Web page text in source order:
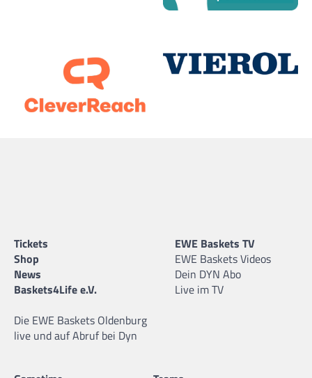
Tickets
Shop
News
Baskets4Life e.V.
Die EWE Baskets Oldenburg
live und auf Abruf bei Dyn
EWE Baskets TV
EWE Baskets Videos
Dein DYN Abo
Live im TV